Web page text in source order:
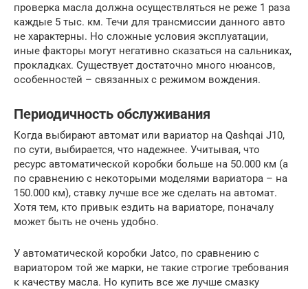
проверка масла должна осуществляться не реже 1 раза
каждые 5 тыс. км. Течи для трансмиссии данного авто
не характерны. Но сложные условия эксплуатации,
иные факторы могут негативно сказаться на сальниках,
прокладках. Существует достаточно много нюансов,
особенностей – связанных с режимом вождения.
Периодичность обслуживания
Когда выбирают автомат или вариатор на Qashqai J10,
по сути, выбирается, что надежнее. Учитывая, что
ресурс автоматической коробки больше на 50.000 км (а
по сравнению с некоторыми моделями вариатора – на
150.000 км), ставку лучше все же сделать на автомат.
Хотя тем, кто привык ездить на вариаторе, поначалу
может быть не очень удобно.
У автоматической коробки Jatco, по сравнению с
вариатором той же марки, не такие строгие требования
к качеству масла. Но купить все же лучше смазку